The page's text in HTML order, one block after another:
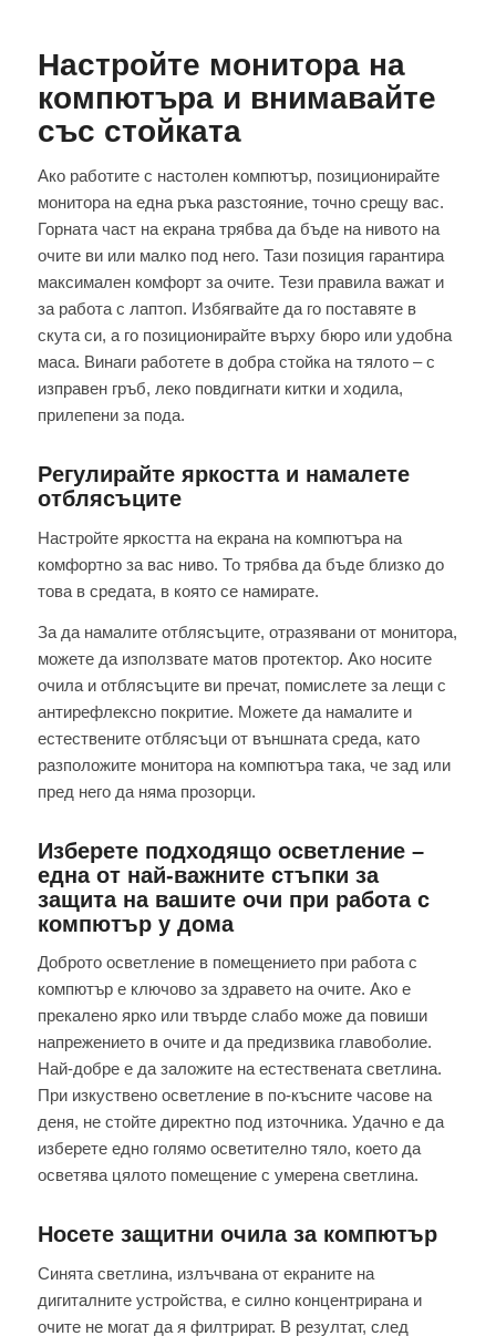
Настройте монитора на
компютъра и внимавайте
със стойката
Ако работите с настолен компютър, позиционирайте
монитора на една ръка разстояние, точно срещу вас.
Горната част на екрана трябва да бъде на нивото на
очите ви или малко под него. Тази позиция гарантира
максимален комфорт за очите. Тези правила важат и
за работа с лаптоп. Избягвайте да го поставяте в
скута си, а го позиционирайте върху бюро или удобна
маса. Винаги работете в добра стойка на тялото – с
изправен гръб, леко повдигнати китки и ходила,
прилепени за пода.
Регулирайте яркостта и намалете
отблясъците
Настройте яркостта на екрана на компютъра на
комфортно за вас ниво. То трябва да бъде близко до
това в средата, в която се намирате.
За да намалите отблясъците, отразявани от монитора,
можете да използвате матов протектор. Ако носите
очила и отблясъците ви пречат, помислете за лещи с
антирефлексно покритие. Можете да намалите и
естествените отблясъци от външната среда, като
разположите монитора на компютъра така, че зад или
пред него да няма прозорци.
Изберете подходящо осветление –
една от най-важните стъпки за
защита на вашите очи при работа с
компютър у дома
Доброто осветление в помещението при работа с
компютър е ключово за здравето на очите. Ако е
прекалено ярко или твърде слабо може да повиши
напрежението в очите и да предизвика главоболие.
Най-добре е да заложите на естествената светлина.
При изкуствено осветление в по-късните часове на
деня, не стойте директно под източника. Удачно е да
изберете едно голямо осветително тяло, което да
осветява цялото помещение с умерена светлина.
Носете защитни очила за компютър
Синята светлина, излъчвана от екраните на
дигиталните устройства, е силно концентрирана и
очите не могат да я филтрират. В резултат, след